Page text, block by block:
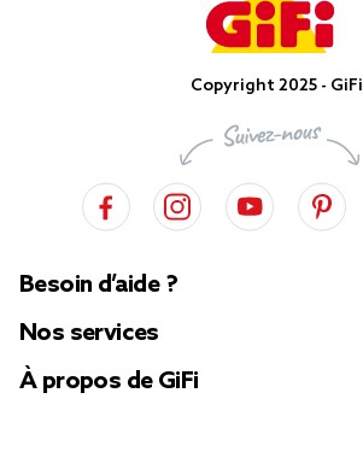
Copyright 2025 - GiFi
Besoin d’aide ?
Nos services
À propos de GiFi